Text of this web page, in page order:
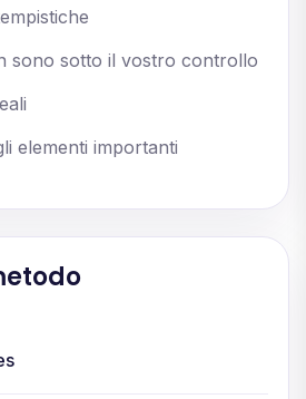
sono sotto il vostro controllo
elementi importanti